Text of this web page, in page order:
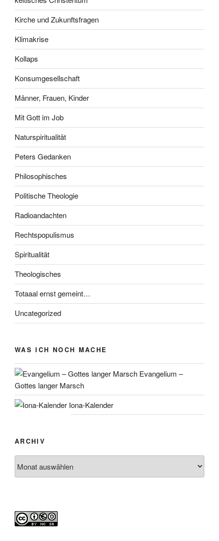
Kirche und Zukunftsfragen
Klimakrise
Kollaps
Konsumgesellschaft
Männer, Frauen, Kinder
Mit Gott im Job
Naturspiritualität
Peters Gedanken
Philosophisches
Politische Theologie
Radioandachten
Rechtspopulismus
Spiritualität
Theologisches
Totaaal ernst gemeint…
Uncategorized
WAS ICH NOCH MACHE
Evangelium –
Gottes langer Marsch
Iona-Kalender
ARCHIV